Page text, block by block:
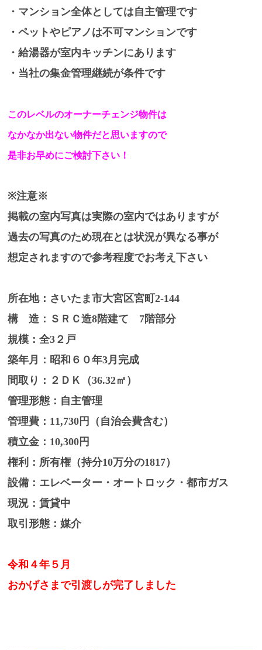
・マンション全体としては自主管理です
・ペットやピアノは不可マンションです
・給湯器が室内キッチンにあります
・当社の集金管理継続が条件です
このレベルのオーナーチェンジ物件は
なかなか出ない物件だと思いますので
是非お早めにご検討下さい！
※注意※
掲載の室内写真は実際の室内ではありますが
過去の写真のため現在とは状況が異なる事が
想定されますので参考程度でお考え下さい
所在地：さいたま市大宮区宮町2-144
構 造：ＳＲＣ造8階建て 7階部分
規模：全3２戸
築年月：昭和６０年3月完成
間取り：２ＤＫ（36.32㎡）
管理形態：自主管理
管理費：11,730円（自治会費含む）
積立金：10,300円
権利：所有権（持分10万分の1817）
設備：エレベーター・オートロック・都市ガス
現況：賃貸中
取引形態：媒介
令和４年５月
おかげさまで引渡しが完了しました